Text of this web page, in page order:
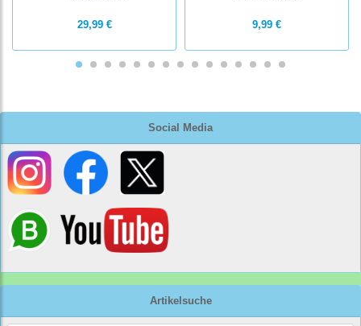
Social Media
Artikelsuche
29,99 € 9,99 €